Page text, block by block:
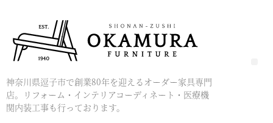
神奈川県逗子市で創業80年を迎えるオーダー家具専門
店。リフォーム・インテリアコーディネート・医療機
関内装工事も行っております。